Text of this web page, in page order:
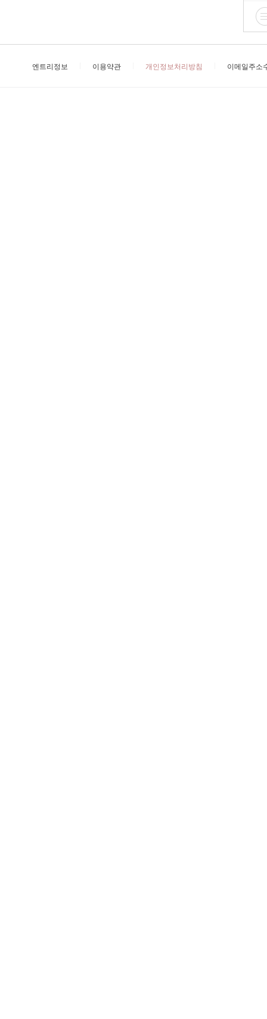
엔트리정보 이용약관 개인정보처리방침 이메일주소